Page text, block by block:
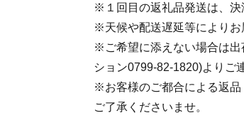
※１回目の返礼品発送は、決
※天候や配送遅延等によりお
※ご希望に添えない場合は出
ション0799-82-1820)よりご
※お客様のご都合による返品
ご了承くださいませ。